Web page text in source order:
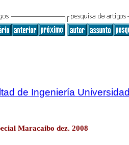
de Ingeniería Universidad
Maracaibo dez. 2008